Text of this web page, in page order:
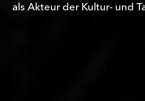
als Akteur der Kultur- und